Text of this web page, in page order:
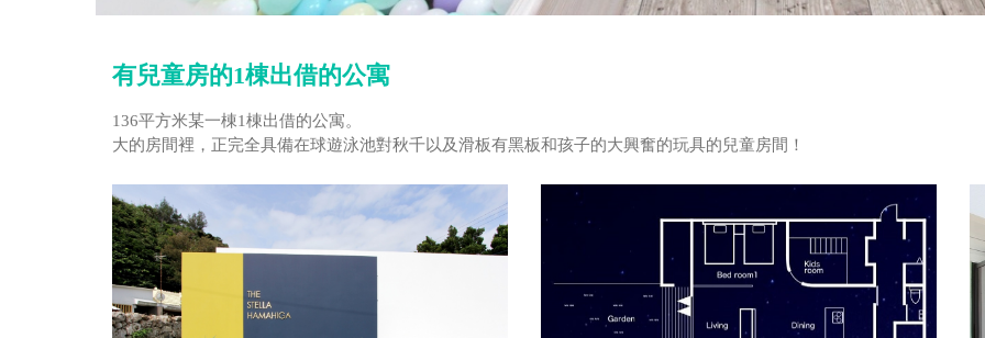
有兒童房的1棟出借的公寓
136平方米某一棟1棟出借的公寓。
大的房間裡，正完全具備在球遊泳池對秋千以及滑板有黑板和孩子的大興奮的玩具的兒童房間！